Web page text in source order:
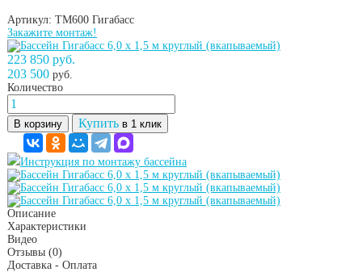
Артикул: ТМ600 Гигабасс
Закажите монтаж!
223 850 руб.
203 500 руб.
Количество
В корзину Купить в 1 клик
Инструкция по монтажу бассейна
Описание
Характеристики
Видео
Отзывы (0)
Доставка - Оплата